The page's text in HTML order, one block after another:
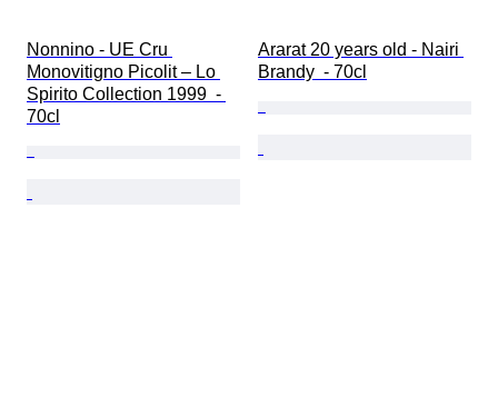
Nonnino - UE Cru
Monovitigno Picolit – Lo
Spirito Collection 1999  -
70cl
Ararat 20 years old - Nairi
Brandy  - 70cl